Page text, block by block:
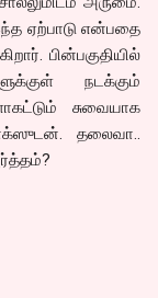
ஏற்பாடு என்பதை
பின்பகுதியில்
நடக்கும்
சுவையாக
தலைவா..